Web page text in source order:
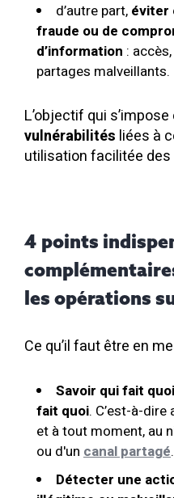
d’autre part, éviter
fraude ou de
d’information :
partages malveillants.
L’objectif qui
vulnérabilités liées à
utilisation facilitée
4 points
les opérations
Ce qu’il faut être en
Savoir qui fait
fait quoi. C’est-à-dire
et à tout moment, au
ou d'un canal partagé.
Détecter une